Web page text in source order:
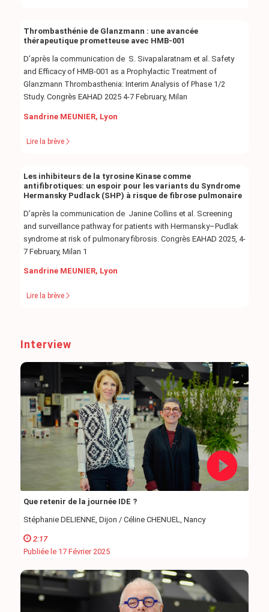
Thrombasthénie de Glanzmann : une avancée
thérapeutique prometteuse avec HMB-001
D’après la communication de S. Sivapalaratnam et al. Safety
and Efficacy of HMB-001 as a Prophylactic Treatment of
Glanzmann Thrombasthenia: Interim Analysis of Phase 1/2
Study. Congrès EAHAD 2025 4-7 February, Milan
Sandrine MEUNIER, Lyon
Lire la brève
Les inhibiteurs de la tyrosine Kinase comme
antifibrotiques: un espoir pour les variants du Syndrome
Hermansky Pudlack (SHP) à risque de fibrose pulmonaire
D’après la communication de Janine Collins et al. Screening
and surveillance pathway for patients with Hermansky–Pudlak
syndrome at risk of pulmonary fibrosis. Congrès EAHAD 2025, 4-
7 February, Milan 1
Sandrine MEUNIER, Lyon
Lire la brève
Interview
Que retenir de la journée IDE ?
Stéphanie DELIENNE, Dijon / Céline CHENUEL, Nancy
2:17
Publiée le 17 Février 2025